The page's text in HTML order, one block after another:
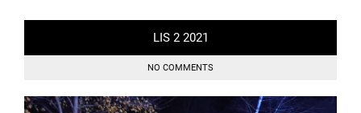
LIS 2 2021
NO COMMENTS